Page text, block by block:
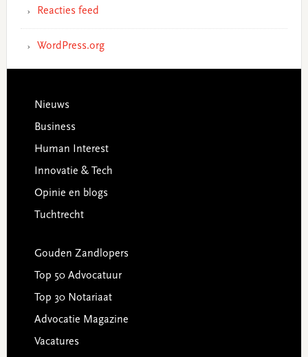
Reacties feed
WordPress.org
Footer
Nieuws
Business
Human Interest
Innovatie & Tech
Opinie en blogs
Tuchtrecht
Gouden Zandlopers
Top 50 Advocatuur
Top 30 Notariaat
Advocatie Magazine
Vacatures